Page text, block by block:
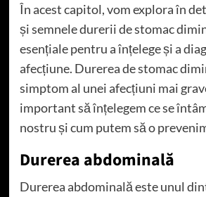
În acest capitol, vom explora în
și semnele durerii de stomac
esențiale pentru a înțelege și a
afecțiune. Durerea de stomac
simptom al unei afecțiuni mai
important să înțelegem ce se
nostru și cum putem să o
Durerea abdominală
Durerea abdominală este unul